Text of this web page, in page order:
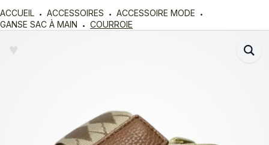
ACCUEIL ACCESSOIRES
ACCESSOIRE MODE
GANSE SAC À MAIN
COURROIE